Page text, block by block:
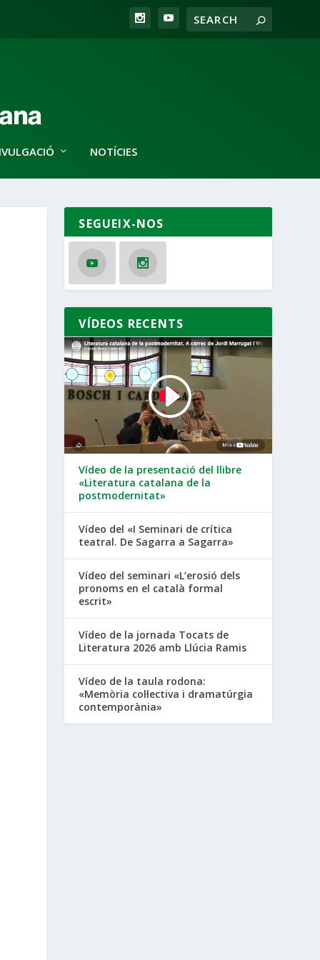
NOTÍCIES
SEGUEIX-NOS
VÍDEOS RECENTS
Vídeo de la presentació del llibre
«Literatura catalana de la
postmodernitat»
Vídeo del «I Seminari de crítica
teatral. De Sagarra a Sagarra»
Vídeo del seminari «L’erosió dels
pronoms en el català formal
escrit»
Vídeo de la jornada Tocats de
Literatura 2026 amb Llúcia Ramis
Vídeo de la taula rodona:
«Memòria col·lectiva i dramatúrgia
contemporània»